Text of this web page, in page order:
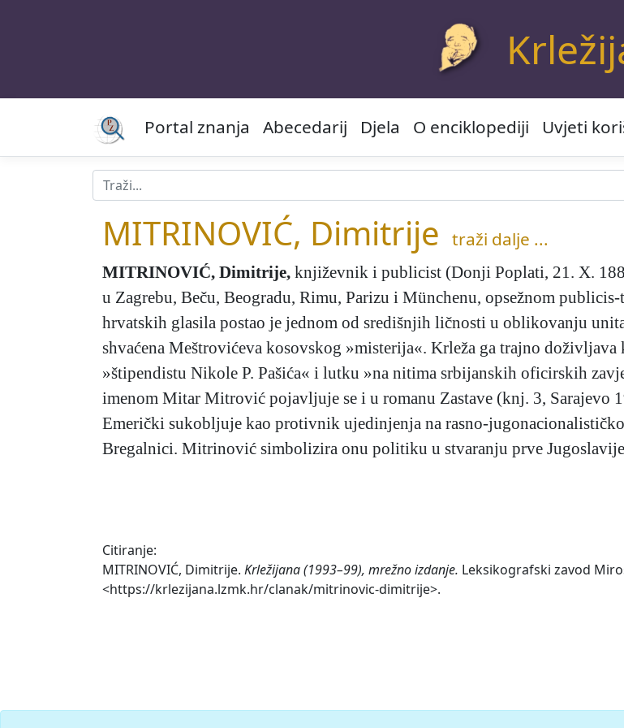
Portal znanja Abecedarij Djela O enciklopediji Uvjeti
MITRINOVIĆ, Dimitrije traži dalje ...
MITRINOVIĆ, Dimitrije, književnik i publicist (Donji Poplati, 21. X.
u Zagrebu, Beču, Beogradu, Rimu, Parizu i Münchenu, opsežnom
hrvatskih glasila postao je jednom od središnjih ličnosti u oblikovanju
shvaćena Meštrovićeva kosovskog »misterija«. Krleža ga trajno
»štipendistu Nikole P. Pašića« i lutku »na nitima srbijanskih oficirskih
imenom Mitar Mitrović pojavljuje se i u romanu Zastave (knj. 3, Sarajevo
Emerički sukobljuje kao protivnik ujedinjenja na rasno-
Bregalnici. Mitrinović simbolizira onu politiku u stvaranju prve
Citiranje:
MITRINOVIĆ, Dimitrije. Krležijana (1993–99), mrežno izdanje. Leksikografski zavod
<https://krlezijana.lzmk.hr/clanak/mitrinovic-dimitrije>.